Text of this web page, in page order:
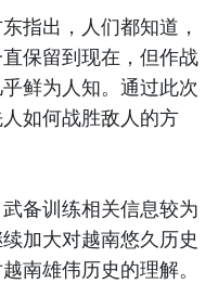
指出，人们都知道，
保留到现在，但作战
鲜为人知。通过此次
如何战胜敌人的方
备训练相关信息较为
加大对越南悠久历史
南雄伟历史的理解。